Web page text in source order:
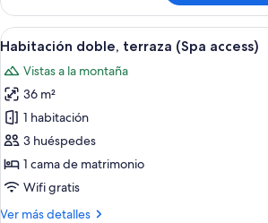
Design
Room
(Spa
Abrir
todas
las
fotos
de
Habitación
doble,
terraza
Habitación
8
Habitación doble, terraza (Spa access)
Vistas a la montaña
36 m²
1 habitación
3 huéspedes
1 cama de matrimonio
Wifi gratis
Ver más detalles
Más